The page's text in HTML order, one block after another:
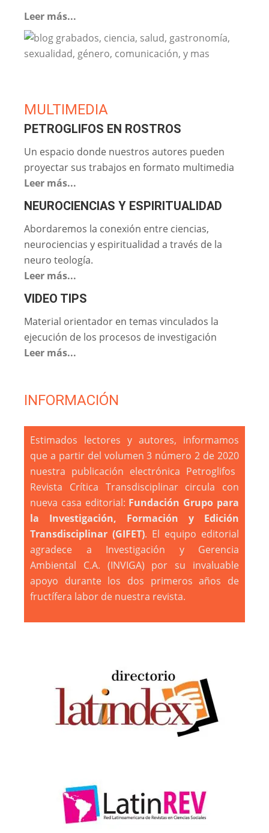
Leer más...
MULTIMEDIA
PETROGLIFOS EN ROSTROS
Un espacio donde nuestros autores pueden
proyectar sus trabajos en formato multimedia
Leer más...
NEUROCIENCIAS Y ESPIRITUALIDAD
Abordaremos la conexión entre ciencias,
neurociencias y espiritualidad a través de la
neuro teología.
Leer más...
VIDEO TIPS
Material orientador en temas vinculados la
ejecución de los procesos de investigación
Leer más...
INFORMACIÓN
Estimados lectores y autores, informamos
que a partir del volumen 3 número 2 de 2020
nuestra publicación electrónica Petroglifos
Revista Crítica Transdisciplinarcircula con
nueva casa editorial: Fundación Grupo para
la Investigación, Formación y Edición
Transdisciplinar (GIFET). El equipo editorial
agradece a Investigación y Gerencia
Ambiental C.A. (INVIGA) por su invaluable
apoyo durante los dos primeros años de
fructífera labor de nuestra revista.